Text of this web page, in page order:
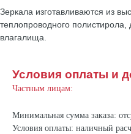
Зеркала изготавливаются из
теплопроводного
влагалища.
Условия оплаты и
Частным лицам:
Минимальная сумма заказа:
Условия оплаты: наличный